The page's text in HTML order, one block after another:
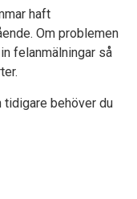
haft
Om problemen
felanmälningar så
tidigare behöver du